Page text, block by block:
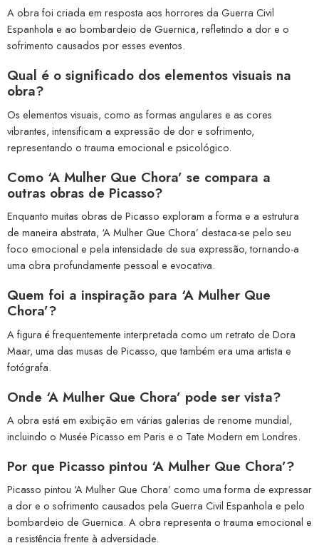
A obra foi criada em resposta aos horrores da Guerra Civil
Espanhola e ao bombardeio de Guernica, refletindo a dor e o
sofrimento causados por esses eventos.
Qual é o significado dos elementos visuais na
obra?
Os elementos visuais, como as formas angulares e as cores
vibrantes, intensificam a expressão de dor e sofrimento,
representando o trauma emocional e psicológico.
Como ‘A Mulher Que Chora’ se compara a
outras obras de Picasso?
Enquanto muitas obras de Picasso exploram a forma e a estrutura
de maneira abstrata, ‘A Mulher Que Chora’ destaca-se pelo seu
foco emocional e pela intensidade de sua expressão, tornando-a
uma obra profundamente pessoal e evocativa.
Quem foi a inspiração para ‘A Mulher Que
Chora’?
A figura é frequentemente interpretada como um retrato de Dora
Maar, uma das musas de Picasso, que também era uma artista e
fotógrafa.
Onde ‘A Mulher Que Chora’ pode ser vista?
A obra está em exibição em várias galerias de renome mundial,
incluindo o Musée Picasso em Paris e o Tate Modern em Londres.
Por que Picasso pintou ‘A Mulher Que Chora’?
Picasso pintou ‘A Mulher Que Chora’ como uma forma de expressar
a dor e o sofrimento causados pela Guerra Civil Espanhola e pelo
bombardeio de Guernica. A obra representa o trauma emocional e
a resistência frente à adversidade.